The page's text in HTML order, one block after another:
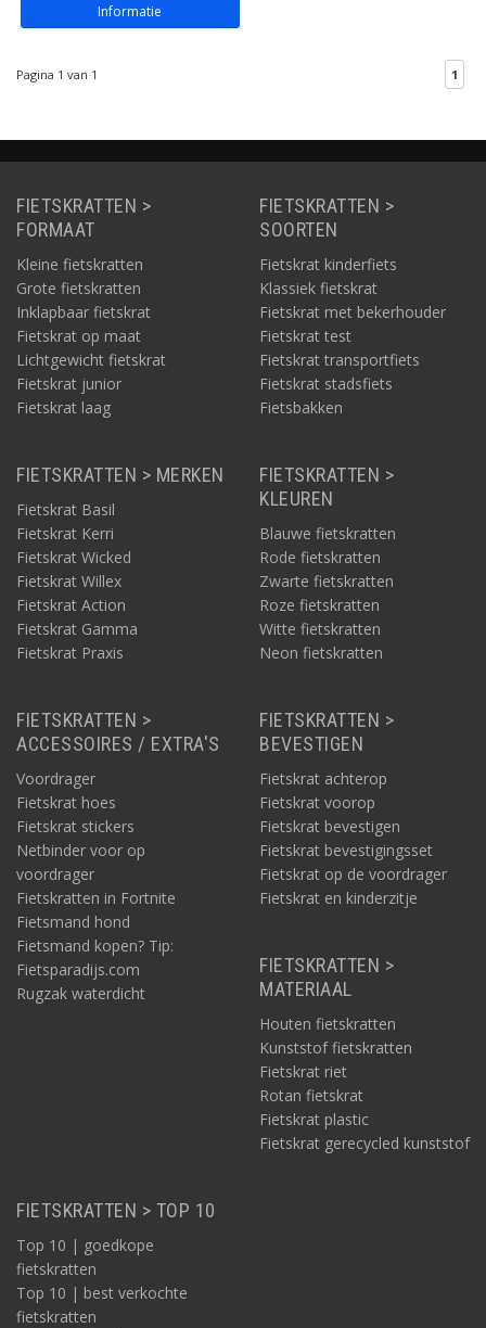
Informatie
Pagina 1 van 1 1
FIETSKRATTEN >
FORMAAT
Kleine fietskratten
Grote fietskratten
Inklapbaar fietskrat
Fietskrat op maat
Lichtgewicht fietskrat
Fietskrat junior
Fietskrat laag
FIETSKRATTEN >
SOORTEN
Fietskrat kinderfiets
Klassiek fietskrat
Fietskrat met bekerhouder
Fietskrat test
Fietskrat transportfiets
Fietskrat stadsfiets
Fietsbakken
FIETSKRATTEN > MERKEN
Fietskrat Basil
Fietskrat Kerri
Fietskrat Wicked
Fietskrat Willex
Fietskrat Action
Fietskrat Gamma
Fietskrat Praxis
FIETSKRATTEN >
KLEUREN
Blauwe fietskratten
Rode fietskratten
Zwarte fietskratten
Roze fietskratten
Witte fietskratten
Neon fietskratten
FIETSKRATTEN >
ACCESSOIRES / EXTRA'S
Voordrager
Fietskrat hoes
Fietskrat stickers
Netbinder voor op
voordrager
Fietskratten in Fortnite
Fietsmand hond
Fietsmand kopen? Tip:
Fietsparadijs.com
Rugzak waterdicht
FIETSKRATTEN >
BEVESTIGEN
Fietskrat achterop
Fietskrat voorop
Fietskrat bevestigen
Fietskrat bevestigingsset
Fietskrat op de voordrager
Fietskrat en kinderzitje
FIETSKRATTEN >
MATERIAAL
Houten fietskratten
Kunststof fietskratten
Fietskrat riet
Rotan fietskrat
Fietskrat plastic
Fietskrat gerecycled kunststof
FIETSKRATTEN > TOP 10
Top 10 | goedkope
fietskratten
Top 10 | best verkochte
fietskratten